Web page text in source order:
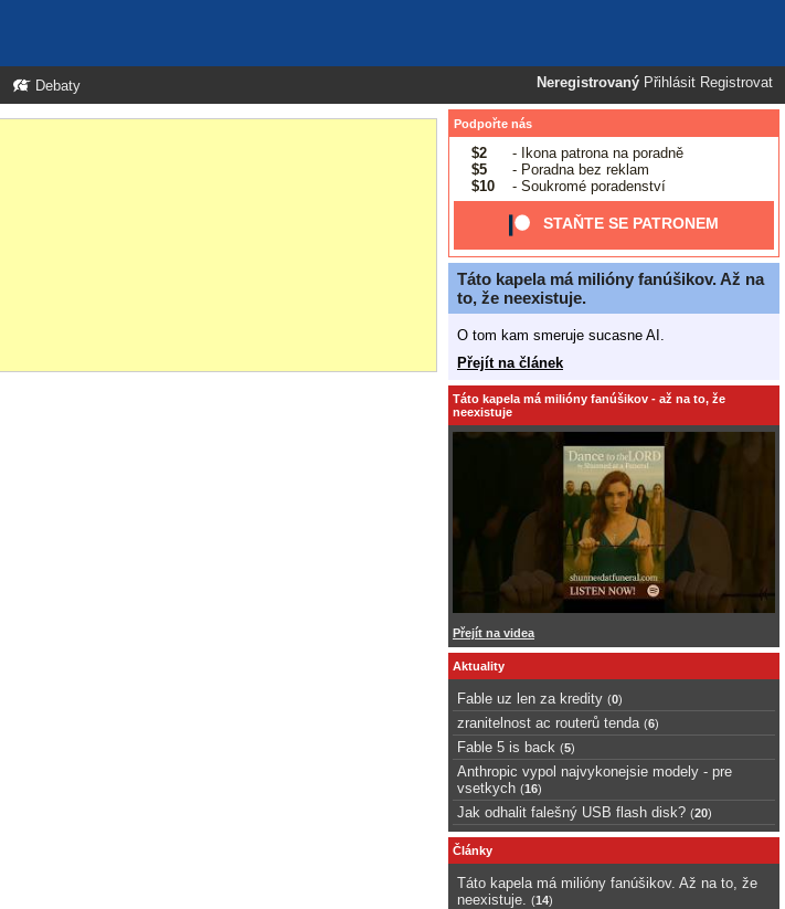
Neregistrovaný Přihlásit Registrovat
Debaty
Podpořte nás
$2
- Ikona patrona na poradně
$5
- Poradna bez reklam
$10
- Soukromé poradenství
STAŇTE SE PATRONEM
Táto kapela má milióny fanúšikov. Až na
to, že neexistuje.
O tom kam smeruje sucasne AI.
Přejít na článek
Táto kapela má milióny fanúšikov - až na to, že
neexistuje
Přejít na videa
Aktuality
Fable uz len za kredity (0)
zranitelnost ac routerů tenda (6)
Fable 5 is back (5)
Anthropic vypol najvykonejsie modely - pre
vsetkych (16)
Jak odhalit falešný USB flash disk? (20)
Články
Táto kapela má milióny fanúšikov. Až na to, že
neexistuje.
(14)